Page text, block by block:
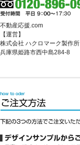
不動産応援.com
【運営】
株式会社 ハクロマーク製作所
兵庫県姫路市西中島284-8